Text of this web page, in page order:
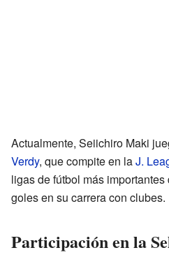
Actualmente, Seiichiro Maki
Verdy, que compite en laJ.
ligas de fútbol más
goles en su carrera con clubes.
Participación en la